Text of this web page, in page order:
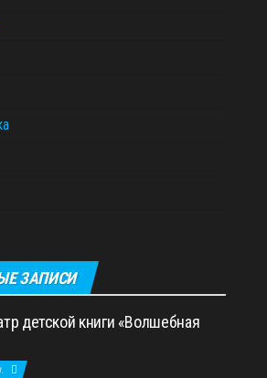
ЗАПИСИ
детской книги «Волшебная